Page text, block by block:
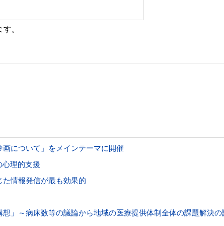
。
画について」をメインテーマに開催
理的支援
情報発信が最も効果的
」～病床数等の議論から地域の医療提供体制全体の課題解決の